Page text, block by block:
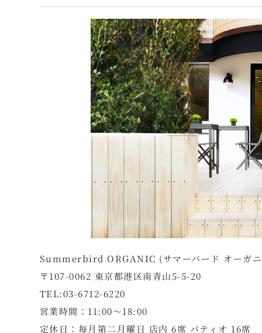
Summerbird ORGANIC (サマーバード オーガ
〒107-0062 東京都港区南青山5-5-20
TEL:03-6712-6220
営業時間：11:00～18:00
定休日：毎月第二月曜日 店内 6席 パティオ 16席